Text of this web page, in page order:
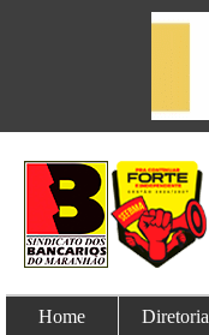
Home Diretoria